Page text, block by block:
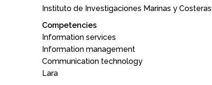
Instituto de Investigaciones Marinas y
Competencies
Information services
Information management
Communication technology
Lara